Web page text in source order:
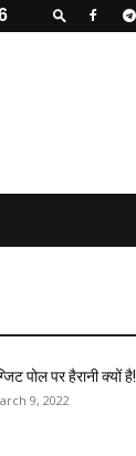
पोल पर हैरानी क्यों है!
9, 2022